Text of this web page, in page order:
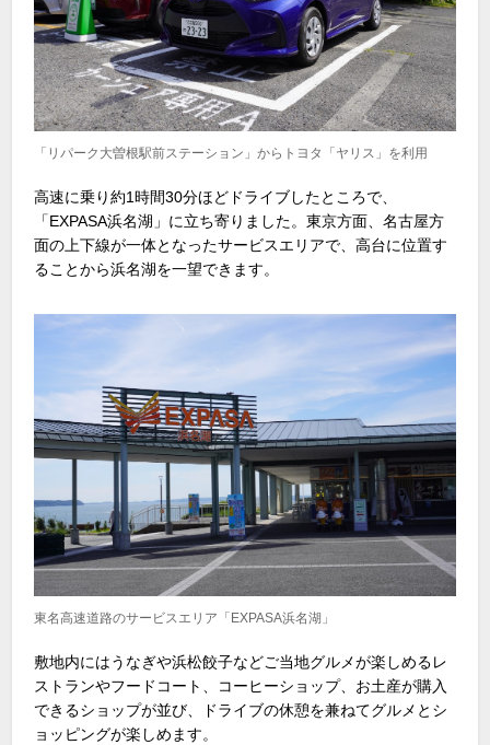
「リパーク大曽根駅前ステーション」からトヨタ「ヤリス」を利用
高速に乗り約1時間30分ほどドライブしたところで、
「EXPASA浜名湖」に立ち寄りました。東京方面、名古屋方
面の上下線が一体となったサービスエリアで、高台に位置す
ることから浜名湖を一望できます。
東名高速道路のサービスエリア「EXPASA浜名湖」
敷地内にはうなぎや浜松餃子などご当地グルメが楽しめるレ
ストランやフードコート、コーヒーショップ、お土産が購入
できるショップが並び、ドライブの休憩を兼ねてグルメとシ
ョッピングが楽しめます。